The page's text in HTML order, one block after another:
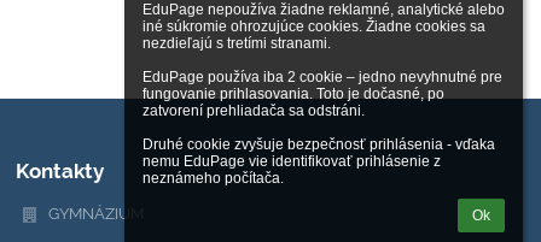
EduPage nepoužíva žiadne reklamné, analytické alebo
iné súkromie ohrozujúce cookies. Žiadne cookies sa
nezdieľajú s tretími stranami.
EduPage používa iba 2 cookie – jedno nevyhnutné pre
fungovanie prihlasovania. Toto je dočasné, po
zatvorení prehliadača sa odstráni.
Druhé cookie zvyšuje bezpečnosť prihlásenia - vďaka
nemu EduPage vie identifikovať prihlásenie z
neznámeho počítača.
Ok
Kontakty
GYMNÁZIUM